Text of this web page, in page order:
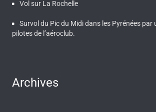
Vol sur La Rochelle
Survol du Pic du Midi dans les Pyrénées par
pilotes de l’aéroclub.
Archives